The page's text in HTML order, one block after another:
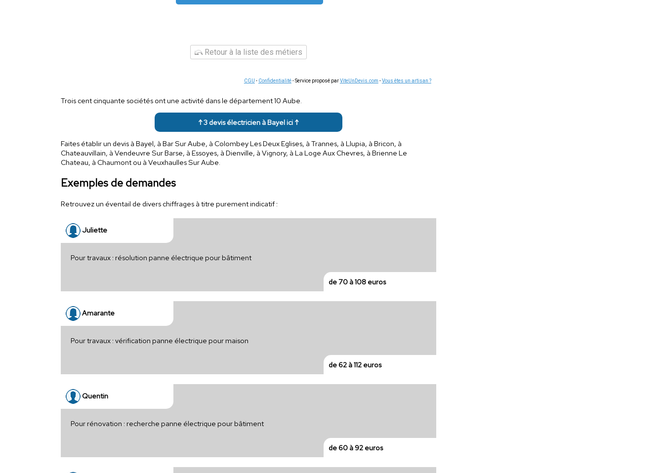
Retour à la liste des métiers
CGU - Confidentialité- Service proposé parViteUnDevis.com -Vous êtes un artisan ?
Trois cent cinquante sociétés ont une activité dans le département 10 Aube.
↑ 3 devis électricien à Bayel ici ↑
Faites établir un devis à Bayel, à Bar Sur Aube, à Colombey Les Deux Eglises, à Trannes, à Llupia, à Bricon, à
Chateauvillain, à Vendeuvre Sur Barse, à Essoyes, à Dienville, à Vignory, à La Loge Aux Chevres, à Brienne Le
Chateau, à Chaumont ou à Veuxhaulles Sur Aube.
Exemples de demandes
Retrouvez un éventail de divers chiffrages à titre purement indicatif :
Juliette
Pour travaux : résolution panne électrique pour bâtiment
de 70 à 108 euros
Amarante
Pour travaux : vérification panne électrique pour maison
de 62 à 112 euros
Quentin
Pour rénovation : recherche panne électrique pour bâtiment
de 60 à 92 euros